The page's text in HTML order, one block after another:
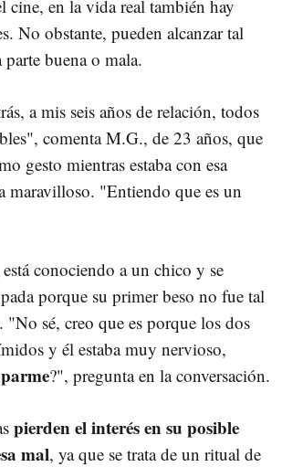
cine, en la vida real también hay
No obstante, pueden alcanzar tal
buena o mala.
a mis seis años de relación, todos
comenta M.G., de 23 años, que
gesto mientras estaba con esa
maravilloso. "Entiendo que es un
conociendo a un chico y se
porque su primer beso no fue tal
"No sé, creo que es porque los dos
y él estaba muy nervioso,
?", pregunta en la conversación.
pierden el interés en su posible
mal, ya que se trata de un ritual de